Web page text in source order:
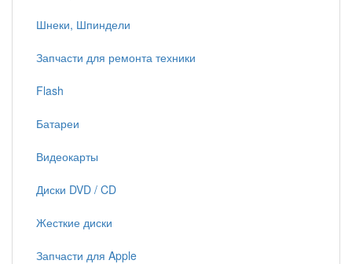
Шнеки, Шпиндели
Запчасти для ремонта техники
Flash
Батареи
Видеокарты
Диски DVD / CD
Жесткие диски
Запчасти для Apple